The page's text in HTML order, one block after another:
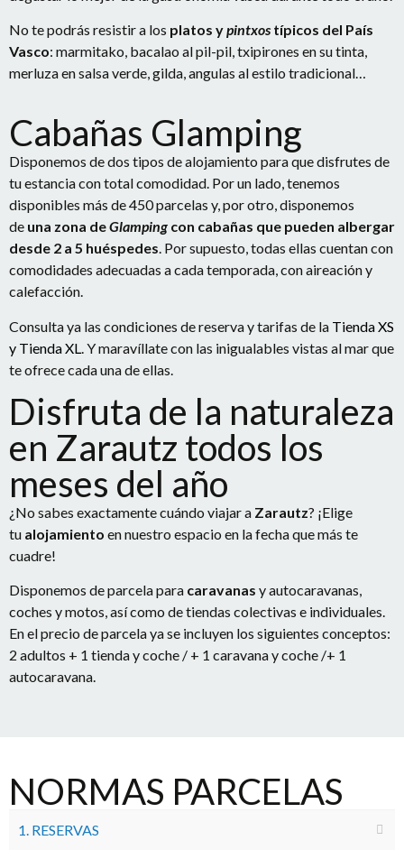
No te podrás resistir a los platos ypintxos típicos del País
Vasco: marmitako, bacalao al pil-pil, txipirones en su tinta,
merluza en salsa verde, gilda, angulas al estilo tradicional…
Cabañas Glamping
Disponemos de dos tipos de alojamiento para que disfrutes de
tu estancia con total comodidad. Por un lado, tenemos
disponibles más de 450 parcelas y, por otro, disponemos
de una zona deGlamping con cabañas que pueden albergar
desde 2 a 5 huéspedes. Por supuesto, todas ellas cuentan con
comodidades adecuadas a cada temporada, con aireación y
calefacción.
Consulta ya las condiciones de reserva y tarifas de la Tienda XS
y Tienda XL . Y maravíllate con las inigualables vistas al mar que
te ofrece cada una de ellas.
Disfruta de la naturaleza
en Zarautz todos los
meses del año
¿No sabes exactamente cuándo viajar a Zarautz? ¡Elige
tu alojamiento en nuestro espacio en la fecha que más te
cuadre!
Disponemos de parcela para caravanas y autocaravanas,
coches y motos, así como de tiendas colectivas e individuales.
En el precio de parcela ya se incluyen los siguientes conceptos:
2 adultos + 1 tienda y coche / + 1 caravana y coche /+ 1
autocaravana.
NORMAS PARCELAS
1. RESERVAS